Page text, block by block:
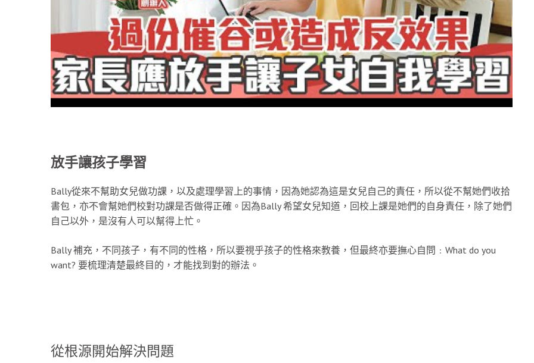
放手讓孩子學習
Bally從來不幫助女兒做功課，以及處理學習上的事情，因為她認為這是女兒自己的責任，所以從不幫她們收拾
書包，亦不會幫她們校對功課是否做得正確。因為Bally 希望女兒知道，回校上課是她們的自身責任，除了她們
自己以外，是沒有人可以幫得上忙。
Bally 補充，不同孩子，有不同的性格，所以要視乎孩子的性格來教養，但最終亦要撫心自問﹕What do you
want? 要梳理清楚最終目的，才能找到對的辦法。
從根源開始解決問題